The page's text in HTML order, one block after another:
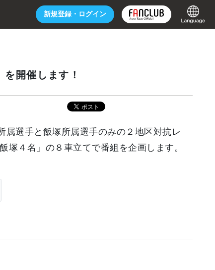
新規登録・ ログイン
開催します！
属選手と飯塚所属選手のみの２地区対抗レ
塚４名」 の８車立てで番組を企画します。